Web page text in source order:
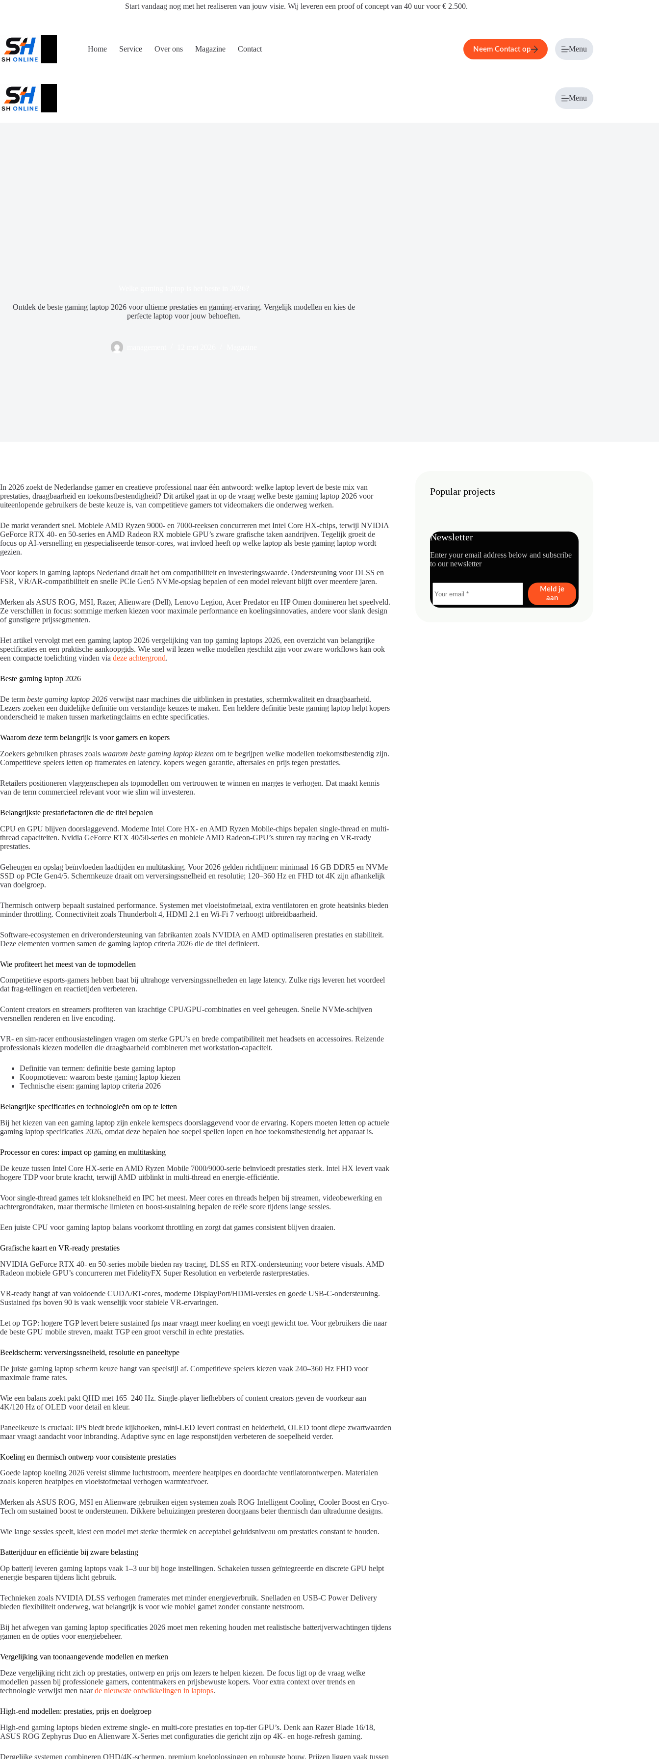
Start vandaag nog met het realiseren van jouw visie. Wij leveren een proof of concept van 40 uur voor € 2.500.
Home Service Over ons Magazine Contact Neem Contact op Menu
Menu
Ontdek de beste gaming laptop 2026 voor ultieme prestaties en gaming-ervaring. Vergelijk modellen en kies de
perfecte laptop voor jouw behoeften.
In 2026 zoekt de Nederlandse gamer en creatieve professional naar één antwoord: welke laptop levert de beste mix van
prestaties, draagbaarheid en toekomstbestendigheid? Dit artikel gaat in op de vraag welke beste gaming laptop 2026 voor
uiteenlopende gebruikers de beste keuze is, van competitieve gamers tot videomakers die onderweg werken.
De markt verandert snel. Mobiele AMD Ryzen 9000- en 7000-reeksen concurreren met Intel Core HX-chips, terwijl NVIDIA
GeForce RTX 40- en 50-series en AMD Radeon RX mobiele GPU’s zware grafische taken aandrijven. Tegelijk groeit de
focus op AI-versnelling en gespecialiseerde tensor-cores, wat invloed heeft op welke laptop als beste gaming laptop wordt
gezien.
Voor kopers in gaming laptops Nederland draait het om compatibiliteit en investeringswaarde. Ondersteuning voor DLSS en
FSR, VR/AR-compatibiliteit en snelle PCIe Gen5 NVMe-opslag bepalen of een model relevant blijft over meerdere jaren.
Merken als ASUS ROG, MSI, Razer, Alienware (Dell), Lenovo Legion, Acer Predator en HP Omen domineren het speelveld.
Ze verschillen in focus: sommige merken kiezen voor maximale performance en koelingsinnovaties, andere voor slank design
of gunstigere prijssegmenten.
Het artikel vervolgt met een gaming laptop 2026 vergelijking van top gaming laptops 2026, een overzicht van belangrijke
specificaties en een praktische aankoopgids. Wie snel wil lezen welke modellen geschikt zijn voor zware workflows kan ook
een compacte toelichting vinden via deze achtergrond.
Beste gaming laptop 2026
De term beste gaming laptop 2026 verwijst naar machines die uitblinken in prestaties, schermkwaliteit en draagbaarheid.
Lezers zoeken een duidelijke definitie om verstandige keuzes te maken. Een heldere definitie beste gaming laptop helpt kopers
onderscheid te maken tussen marketingclaims en echte specificaties.
Waarom deze term belangrijk is voor gamers en kopers
Zoekers gebruiken phrases zoals waarom beste gaming laptop kiezen om te begrijpen welke modellen toekomstbestendig zijn.
Competitieve spelers letten op framerates en latency. kopers wegen garantie, aftersales en prijs tegen prestaties.
Retailers positioneren vlaggenschepen als topmodellen om vertrouwen te winnen en marges te verhogen. Dat maakt kennis
van de term commercieel relevant voor wie slim wil investeren.
Belangrijkste prestatiefactoren die de titel bepalen
CPU en GPU blijven doorslaggevend. Moderne Intel Core HX- en AMD Ryzen Mobile-chips bepalen single-thread en multi-
thread capaciteiten. Nvidia GeForce RTX 40/50-series en mobiele AMD Radeon-GPU’s sturen ray tracing en VR-ready
prestaties.
Geheugen en opslag beïnvloeden laadtijden en multitasking. Voor 2026 gelden richtlijnen: minimaal 16 GB DDR5 en NVMe
SSD op PCIe Gen4/5. Schermkeuze draait om verversingssnelheid en resolutie; 120–360 Hz en FHD tot 4K zijn afhankelijk
van doelgroep.
Thermisch ontwerp bepaalt sustained performance. Systemen met vloeistofmetaal, extra ventilatoren en grote heatsinks bieden
minder throttling. Connectiviteit zoals Thunderbolt 4, HDMI 2.1 en Wi‑Fi 7 verhoogt uitbreidbaarheid.
Software-ecosystemen en driverondersteuning van fabrikanten zoals NVIDIA en AMD optimaliseren prestaties en stabiliteit.
Deze elementen vormen samen de gaming laptop criteria 2026 die de titel definieert.
Wie profiteert het meest van de topmodellen
Competitieve esports-gamers hebben baat bij ultrahoge verversingssnelheden en lage latency. Zulke rigs leveren het voordeel
dat frag-tellingen en reactietijden verbeteren.
Content creators en streamers profiteren van krachtige CPU/GPU-combinaties en veel geheugen. Snelle NVMe-schijven
versnellen renderen en live encoding.
VR- en sim-racer enthousiastelingen vragen om sterke GPU’s en brede compatibiliteit met headsets en accessoires. Reizende
professionals kiezen modellen die draagbaarheid combineren met workstation-capaciteit.
Definitie van termen: definitie beste gaming laptop
Koopmotieven: waarom beste gaming laptop kiezen
Technische eisen: gaming laptop criteria 2026
Belangrijke specificaties en technologieën om op te letten
Bij het kiezen van een gaming laptop zijn enkele kernspecs doorslaggevend voor de ervaring. Kopers moeten letten op actuele
gaming laptop specificaties 2026, omdat deze bepalen hoe soepel spellen lopen en hoe toekomstbestendig het apparaat is.
Processor en cores: impact op gaming en multitasking
De keuze tussen Intel Core HX-serie en AMD Ryzen Mobile 7000/9000-serie beïnvloedt prestaties sterk. Intel HX levert vaak
hogere TDP voor brute kracht, terwijl AMD uitblinkt in multi-thread en energie-efficiëntie.
Voor single-thread games telt kloksnelheid en IPC het meest. Meer cores en threads helpen bij streamen, videobewerking en
achtergrondtaken, maar thermische limieten en boost-sustaining bepalen de reële score tijdens lange sessies.
Een juiste CPU voor gaming laptop balans voorkomt throttling en zorgt dat games consistent blijven draaien.
Grafische kaart en VR-ready prestaties
NVIDIA GeForce RTX 40- en 50-series mobile bieden ray tracing, DLSS en RTX-ondersteuning voor betere visuals. AMD
Radeon mobiele GPU’s concurreren met FidelityFX Super Resolution en verbeterde rasterprestaties.
VR-ready hangt af van voldoende CUDA/RT-cores, moderne DisplayPort/HDMI-versies en goede USB-C-ondersteuning.
Sustained fps boven 90 is vaak wenselijk voor stabiele VR-ervaringen.
Let op TGP: hogere TGP levert betere sustained fps maar vraagt meer koeling en voegt gewicht toe. Voor gebruikers die naar
de beste GPU mobile streven, maakt TGP een groot verschil in echte prestaties.
Beeldscherm: verversingssnelheid, resolutie en paneeltype
De juiste gaming laptop scherm keuze hangt van speelstijl af. Competitieve spelers kiezen vaak 240–360 Hz FHD voor
maximale frame rates.
Wie een balans zoekt pakt QHD met 165–240 Hz. Single-player liefhebbers of content creators geven de voorkeur aan
4K/120 Hz of OLED voor detail en kleur.
Paneelkeuze is cruciaal: IPS biedt brede kijkhoeken, mini-LED levert contrast en helderheid, OLED toont diepe zwartwaarden
maar vraagt aandacht voor inbranding. Adaptive sync en lage responstijden verbeteren de soepelheid verder.
Koeling en thermisch ontwerp voor consistente prestaties
Goede laptop koeling 2026 vereist slimme luchtstroom, meerdere heatpipes en doordachte ventilatorontwerpen. Materialen
zoals koperen heatpipes en vloeistofmetaal verhogen warmteafvoer.
Merken als ASUS ROG, MSI en Alienware gebruiken eigen systemen zoals ROG Intelligent Cooling, Cooler Boost en Cryo-
Tech om sustained boost te ondersteunen. Dikkere behuizingen presteren doorgaans beter thermisch dan ultradunne designs.
Wie lange sessies speelt, kiest een model met sterke thermiek en acceptabel geluidsniveau om prestaties constant te houden.
Batterijduur en efficiëntie bij zware belasting
Op batterij leveren gaming laptops vaak 1–3 uur bij hoge instellingen. Schakelen tussen geïntegreerde en discrete GPU helpt
energie besparen tijdens licht gebruik.
Technieken zoals NVIDIA DLSS verhogen framerates met minder energieverbruik. Snelladen en USB-C Power Delivery
bieden flexibiliteit onderweg, wat belangrijk is voor wie mobiel gamet zonder constante netstroom.
Bij het afwegen van gaming laptop specificaties 2026 moet men rekening houden met realistische batterijverwachtingen tijdens
gamen en de opties voor energiebeheer.
Vergelijking van toonaangevende modellen en merken
Deze vergelijking richt zich op prestaties, ontwerp en prijs om lezers te helpen kiezen. De focus ligt op de vraag welke
modellen passen bij professionele gamers, contentmakers en prijsbewuste kopers. Voor extra context over trends en
technologie verwijst men naarde nieuwste ontwikkelingen in laptops.
High-end modellen: prestaties, prijs en doelgroep
High-end gaming laptops bieden extreme single- en multi-core prestaties en top-tier GPU’s. Denk aan Razer Blade 16/18,
ASUS ROG Zephyrus Duo en Alienware X-Series met configuraties die gericht zijn op 4K- en hoge-refresh gaming.
Dergelijke systemen combineren QHD/4K-schermen, premium koeloplossingen en robuuste bouw. Prijzen liggen vaak tussen
Popular projects
Newsletter
Enter your email address below and subscribe
to our newsletter
Meld je
aan